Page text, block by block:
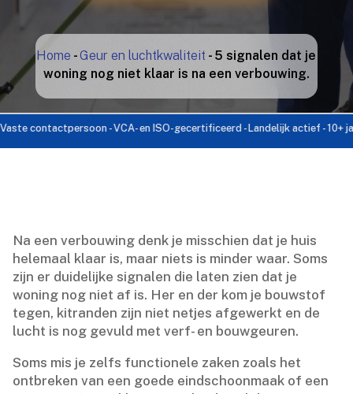
Home -Geur en luchtkwaliteit - 5 signalen dat je
woning nog niet klaar is na een verbouwing.
- VCA- en ISO-gecertificeerd - Landelijk actief - 10+ jaar
Na een verbouwing denk je misschien dat je huis
helemaal klaar is, maar niets is minder waar.​ Soms
zijn er duidelijke signalen die laten zien dat je
woning nog niet af is.​ Her en der kom je bouwstof
tegen, kitranden zijn niet netjes afgewerkt en de
lucht is nog gevuld met verf- en bouwgeuren.​
Soms mis je zelfs functionele zaken zoals het
ontbreken van een goede eindschoonmaak of een